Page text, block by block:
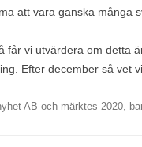
att vara ganska många
får vi utvärdera om detta
Efter december så vet
AB och märktes 2020,